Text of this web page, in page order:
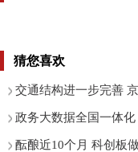
猜您喜欢
交通结构进一步完善
政务大数据全国一体
酝酿近10个月 科创板